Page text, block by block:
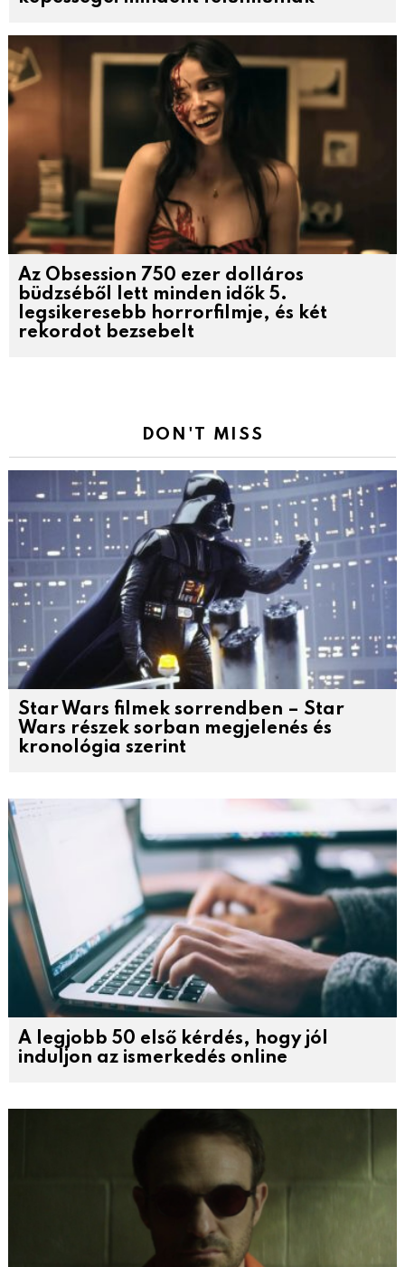
Az Obsession 750 ezer dolláros
büdzséből lett minden idők 5.
legsikeresebb horrorfilmje, és két
rekordot bezsebelt
DON'T MISS
Star Wars filmek sorrendben – Star
Wars részek sorban megjelenés és
kronológia szerint
A legjobb 50 első kérdés, hogy jól
induljon az ismerkedés online